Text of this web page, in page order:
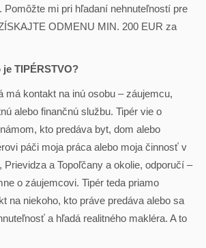
Pomôžte mi pri hľadaní nehnuteľností pre
ODMENU MIN. 200 EUR za
TIPÉRSTVO?
má kontakt na inú osobu – záujemcu,
alebo finančnú službu. Tipér vie o
kto predáva byt, dom alebo
páči moja práca alebo moja činnosť v
Prievidza a Topoľčany a okolie, odporučí –
o záujemcovi. Tipér teda priamo
na niekoho, kto práve predáva alebo sa
a hľadá realitného makléra. A to